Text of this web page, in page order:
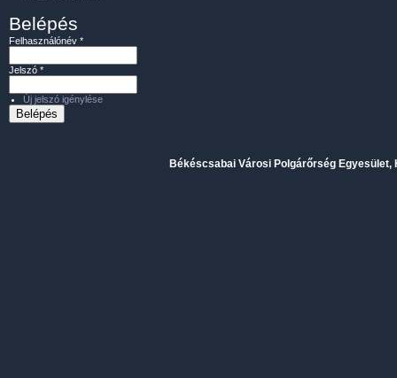
Belépés
Felhasználónév *
Jelszó *
Új jelszó igénylése
Békéscsabai Városi Polgárőrség Egyesület,